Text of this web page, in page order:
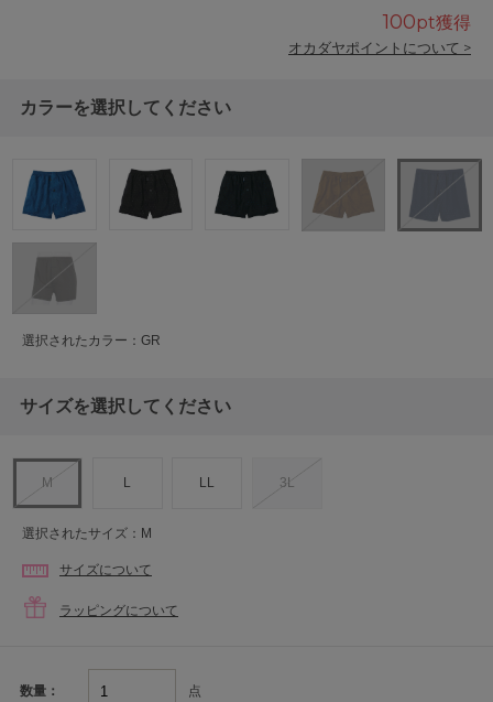
100pt獲得
オカダヤポイントについて >
カラーを選択してください
選択されたカラー：GR
サイズを選択してください
M L LL 3L
選択されたサイズ：M
サイズについて
ラッピングについて
数量： 点